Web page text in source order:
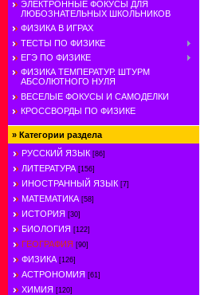
ЭЛЕКТРОННЫЕ ФОКУСЫ ДЛЯ
ЛЮБОЗНАТЕЛЬНЫХ ШКОЛЬНИКОВ
ФИЗИКА В ИГРАХ
ТЕСТЫ ПО ФИЗИКЕ
ЕГЭ ПО ФИЗИКЕ
ФИЗИКА ТЕМПЕРАТУР. ШТУРМ
АБСОЛЮТНОГО НУЛЯ
ВЕСЕЛЫЕ ФОКУСЫ И САМОДЕЛКИ
КРОССВОРДЫ ПО ФИЗИКЕ
» Категории раздела
РУССКИЙ ЯЗЫК [86]
ЛИТЕРАТУРА [156]
ИНОСТРАННЫЙ ЯЗЫК [7]
МАТЕМАТИКА [58]
ИСТОРИЯ [30]
БИОЛОГИЯ [122]
ГЕОГРАФИЯ [90]
ФИЗИКА [126]
АСТРОНОМИЯ [61]
ХИМИЯ [120]